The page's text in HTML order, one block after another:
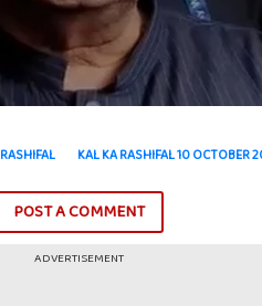
RASHIFAL KAL KA RASHIFAL 10 OCTOBER
POST A COMMENT
ADVERTISEMENT